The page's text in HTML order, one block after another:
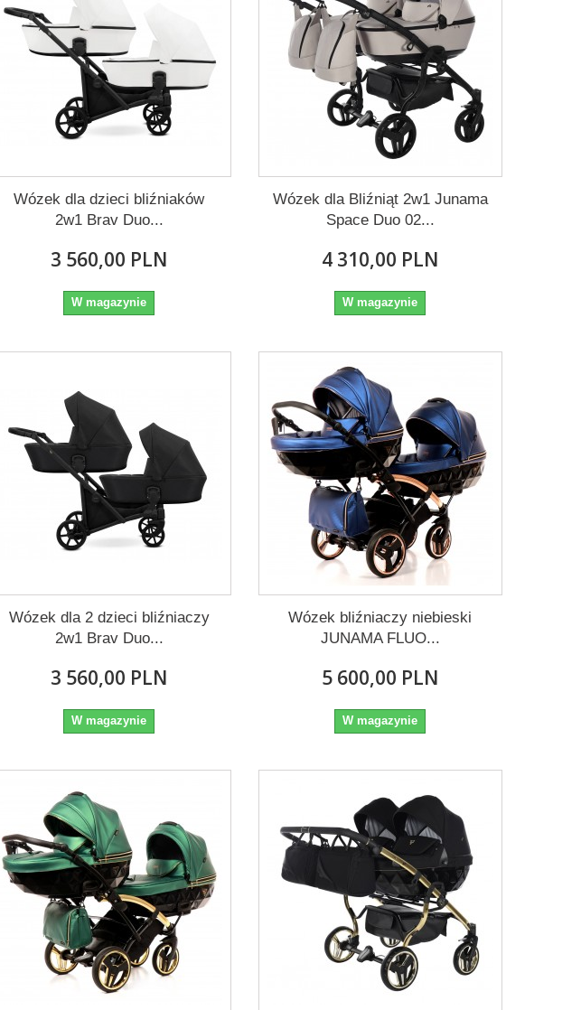
Wózek dla dzieci bliźniaków
2w1 Brav Duo...
3 560,00 PLN
W magazynie
Wózek dla Bliźniąt 2w1 Junama
Space Duo 02...
4 310,00 PLN
W magazynie
Wózek dla 2 dzieci bliźniaczy
2w1 Brav Duo...
3 560,00 PLN
W magazynie
Wózek bliźniaczy niebieski
JUNAMA FLUO...
5 600,00 PLN
W magazynie